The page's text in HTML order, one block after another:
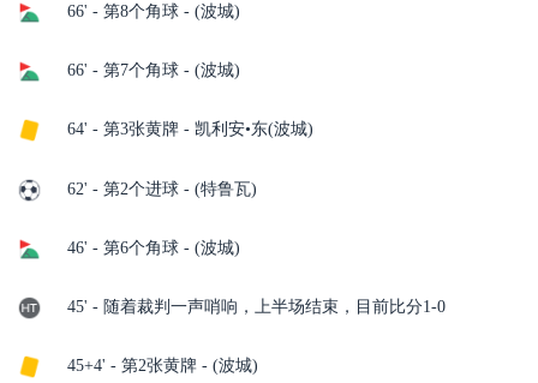
66' - 第8个角球 - (波城)
66' - 第7个角球 - (波城)
64' - 第3张黄牌 - 凯利安•东(波城)
62' - 第2个进球 - (特鲁瓦)
46' - 第6个角球 - (波城)
45' - 随着裁判一声哨响，上半场结束，目前比分1-0
45+4' - 第2张黄牌 - (波城)